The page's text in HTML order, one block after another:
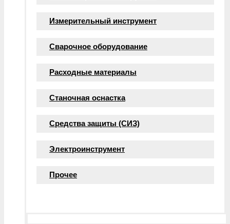
Измерительный инструмент
Сварочное оборудование
Расходные материалы
Станочная оснастка
Средства защиты (СИЗ)
Электроинструмент
Прочее